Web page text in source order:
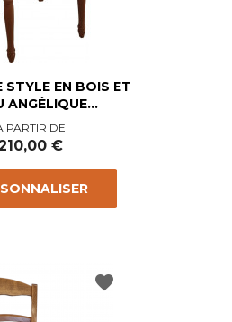
STYLE EN BOIS ET
ANGÉLIQUE...
Prix
PARTIR DE
€
favorite